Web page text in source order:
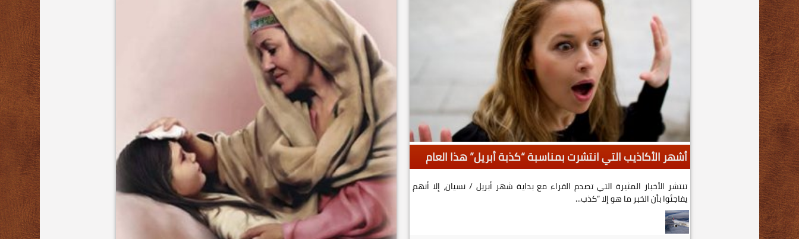
أشهر الأكاذيب التي انتشرت بمناسبة “كذبة أبريل” هذا العام
تنتشر الأخبار المثيرة التي تصدم القراء مع بداية شهر أبريل / نسيان، إلا أنهم
يفاجئوا بأن الخبر ما هو إلا “كذب...